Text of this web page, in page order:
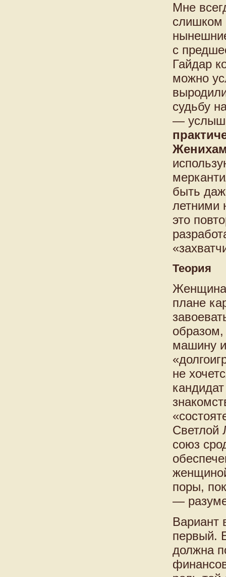
Мне
слишком
с
Гайдар
можно
судьбу
—
быть
летними
это
Теория
плане
образом,
машину
не
Светлой
союз
поры,
—
Вариант
первый.
должна